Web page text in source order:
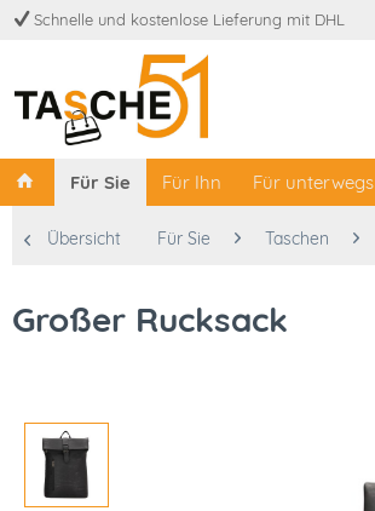
Schnelle und kostenlose Lieferung mit DHL
Für Sie Für Ihn Für unterwegs
Übersicht Für Sie Taschen
Großer Rucksack